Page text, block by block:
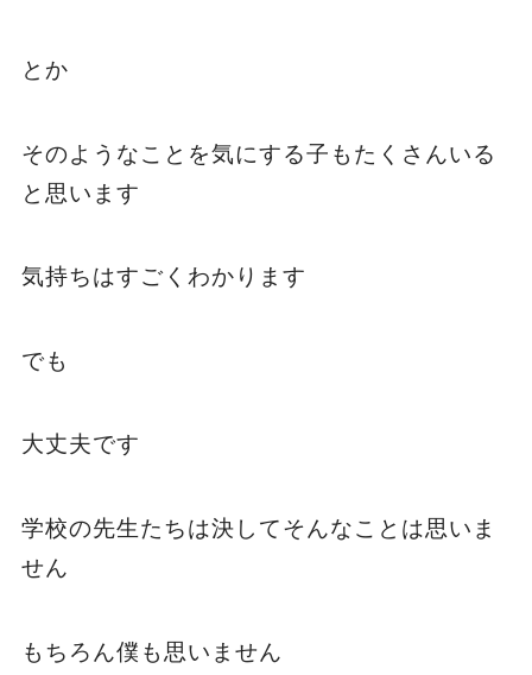
とか
そのようなことを気にする子もたくさんいる
と思います
気持ちはすごくわかります
でも
大丈夫です
学校の先生たちは決してそんなことは思いま
せん
もちろん僕も思いません